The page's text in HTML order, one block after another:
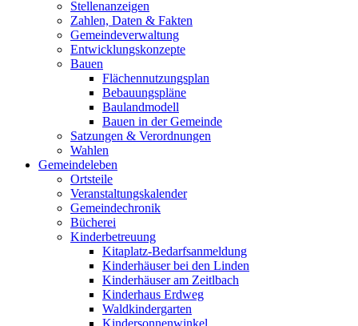
Stellenanzeigen
Zahlen, Daten & Fakten
Gemeindeverwaltung
Entwicklungskonzepte
Bauen
Flächennutzungsplan
Bebauungspläne
Baulandmodell
Bauen in der Gemeinde
Satzungen & Verordnungen
Wahlen
Gemeindeleben
Ortsteile
Veranstaltungskalender
Gemeindechronik
Bücherei
Kinderbetreuung
Kitaplatz-Bedarfsanmeldung
Kinderhäuser bei den Linden
Kinderhäuser am Zeitlbach
Kinderhaus Erdweg
Waldkindergarten
Kindersonnenwinkel